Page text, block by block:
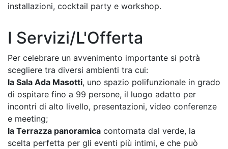
installazioni, cocktail party e workshop.
I Servizi/L'Offerta
Per celebrare un avvenimento importante si potrà
scegliere tra diversi ambienti tra cui:
la Sala Ada Masotti, uno spazio polifunzionale in grado
di ospitare fino a 99 persone, il luogo adatto per
incontri di alto livello, presentazioni, video conferenze
e meeting;
la Terrazza panoramica contornata dal verde, la
scelta perfetta per gli eventi più intimi, e che può